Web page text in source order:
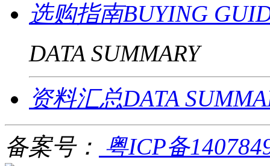
选购指南BUYING
DATA SUMMARY
资料汇总DATA
备案号： 粤ICP备